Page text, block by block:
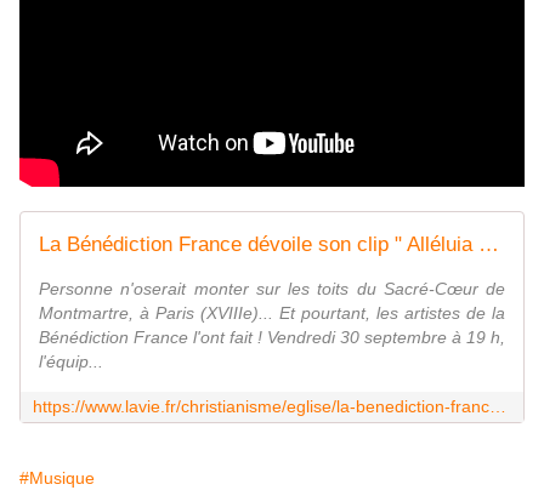
La Bénédiction France dévoile son clip " Alléluia " avec les Églises francophones
Personne n'oserait monter sur les toits du Sacré-Cœur de
Montmartre, à Paris (XVIIIe)... Et pourtant, les artistes de la
Bénédiction France l'ont fait ! Vendredi 30 septembre à 19 h,
l'équip...
#Musique